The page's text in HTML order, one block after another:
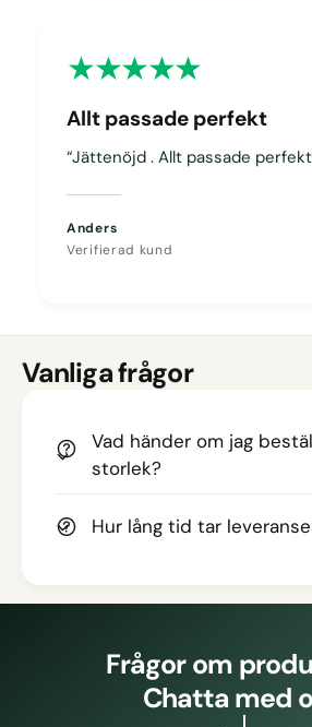
Allt passade perfekt
“Jättenöjd . Allt passade
Anders
Verifierad kund
Vanliga frågor
Vad händer om jag
storlek?
Hur lång tid tar
Frågor om
Chatta med